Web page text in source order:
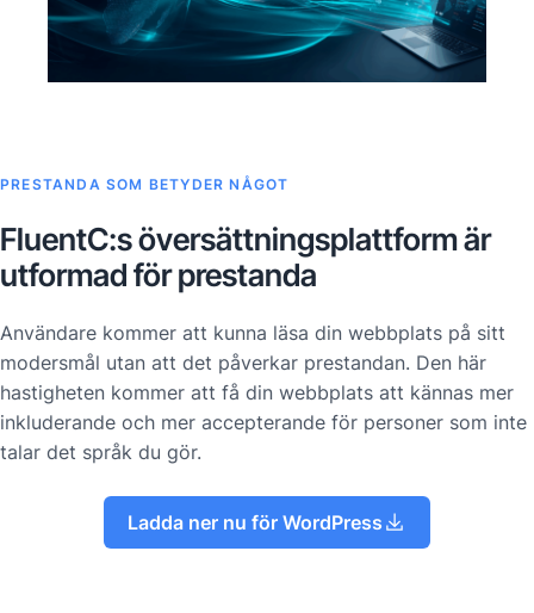
PRESTANDA SOM BETYDER NÅGOT
FluentC:s översättningsplattform är
utformad för prestanda
Användare kommer att kunna läsa din webbplats på sitt
modersmål utan att det påverkar prestandan. Den här
hastigheten kommer att få din webbplats att kännas mer
inkluderande och mer accepterande för personer som inte
talar det språk du gör.
Ladda ner nu för WordPress